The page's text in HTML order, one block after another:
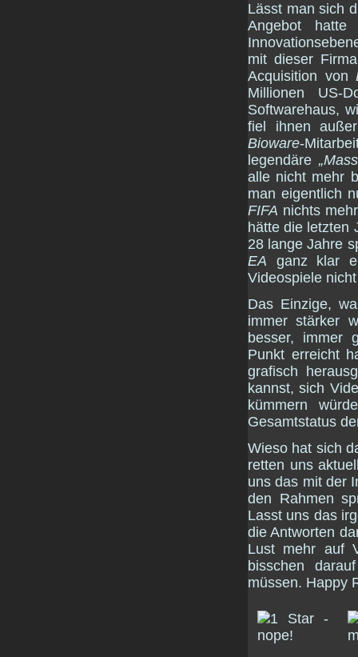
Lässt man sich
Angebot
mit dieser
Acquisition von
Millionen US-
Softwarehaus,
fiel ihnen
Bioware-
legendäre
alle nicht mehr
man eigentlich
FIFA nichts
hätte die letzten
28 lange Jahre
EA ganz klar
Videospiele
Das Einzige,
immer stärker
besser, immer
Punkt erreicht
grafisch
kannst, sich
kümmern
Gesamtstatus
Wieso hat sich
retten uns
uns das mit der
den Rahmen
Lasst uns das
die Antworten
Lust mehr auf
bisschen
müssen. Happy